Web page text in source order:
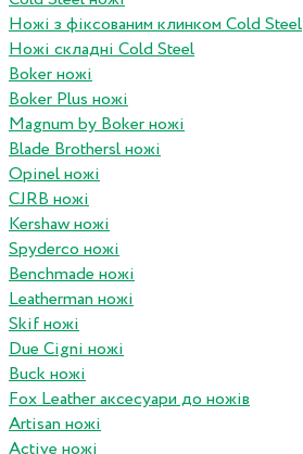
Ножі з фіксованим клинком Cold Steel
Ножі складні Cold Steel
Boker ножі
Boker Plus ножі
Magnum by Boker ножі
Blade Brothersl ножі
Opinel ножі
CJRB ножі
Kershaw ножі
Spyderco ножі
Benchmade ножі
Leatherman ножі
Skif ножі
Due Cigni ножі
Buck ножі
Fox Leather аксесуари до ножів
Artisan ножі